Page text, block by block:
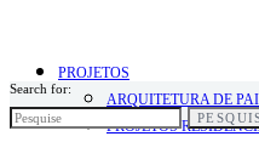
PROJETOS
ARQUITETURA DE
PROJETOS
Search for: